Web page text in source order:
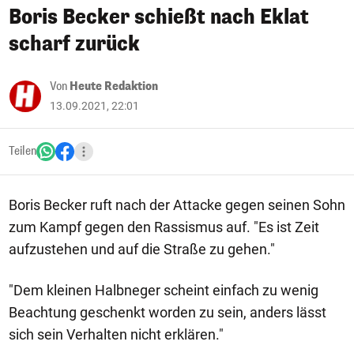
Boris Becker schießt nach Eklat
scharf zurück
Von Heute Redaktion
13.09.2021, 22:01
Teilen
Boris Becker ruft nach der Attacke gegen seinen Sohn
zum Kampf gegen den Rassismus auf. "Es ist Zeit
aufzustehen und auf die Straße zu gehen."
"Dem kleinen Halbneger scheint einfach zu wenig
Beachtung geschenkt worden zu sein, anders lässt
sich sein Verhalten nicht erklären."